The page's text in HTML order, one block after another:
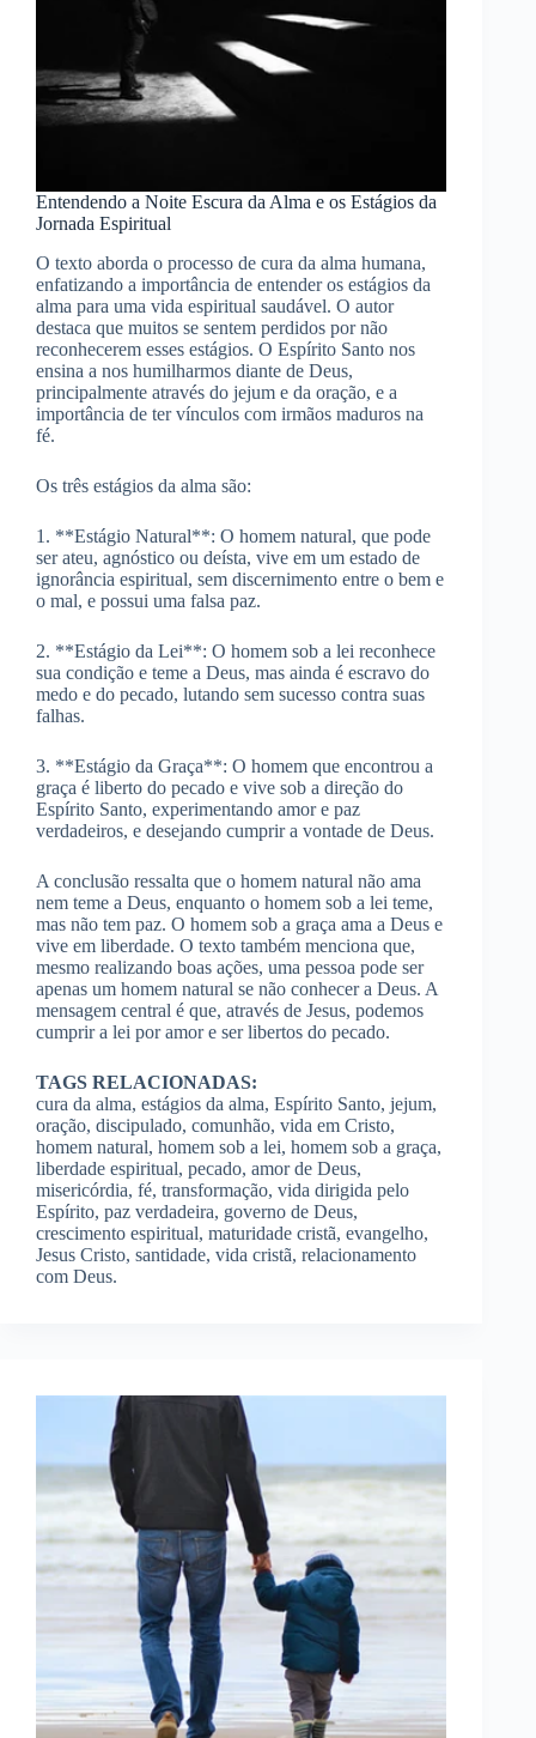
Entendendo a Noite Escura da Alma e os Estágios da
Jornada Espiritual
O texto aborda o processo de cura da alma humana,
enfatizando a importância de entender os estágios da
alma para uma vida espiritual saudável. O autor
destaca que muitos se sentem perdidos por não
reconhecerem esses estágios. O Espírito Santo nos
ensina a nos humilharmos diante de Deus,
principalmente através do jejum e da oração, e a
importância de ter vínculos com irmãos maduros na
fé.
Os três estágios da alma são:
1. **Estágio Natural**: O homem natural, que pode
ser ateu, agnóstico ou deísta, vive em um estado de
ignorância espiritual, sem discernimento entre o bem e
o mal, e possui uma falsa paz.
2. **Estágio da Lei**: O homem sob a lei reconhece
sua condição e teme a Deus, mas ainda é escravo do
medo e do pecado, lutando sem sucesso contra suas
falhas.
3. **Estágio da Graça**: O homem que encontrou a
graça é liberto do pecado e vive sob a direção do
Espírito Santo, experimentando amor e paz
verdadeiros, e desejando cumprir a vontade de Deus.
A conclusão ressalta que o homem natural não ama
nem teme a Deus, enquanto o homem sob a lei teme,
mas não tem paz. O homem sob a graça ama a Deus e
vive em liberdade. O texto também menciona que,
mesmo realizando boas ações, uma pessoa pode ser
apenas um homem natural se não conhecer a Deus. A
mensagem central é que, através de Jesus, podemos
cumprir a lei por amor e ser libertos do pecado.
TAGS RELACIONADAS:
cura da alma, estágios da alma, Espírito Santo, jejum,
oração, discipulado, comunhão, vida em Cristo,
homem natural, homem sob a lei, homem sob a graça,
liberdade espiritual, pecado, amor de Deus,
misericórdia, fé, transformação, vida dirigida pelo
Espírito, paz verdadeira, governo de Deus,
crescimento espiritual, maturidade cristã, evangelho,
Jesus Cristo, santidade, vida cristã, relacionamento
com Deus.